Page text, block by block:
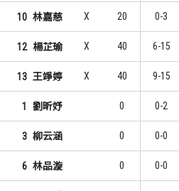
3
2
10 林嘉慈 X 20 0-3
12 楊芷瑜 X 40 6-15
13 王竫婷 X 40 9-15
1 劉昕妤 0 0-2
3 柳云涵 0 0-0
6 林品漩 0 0-0